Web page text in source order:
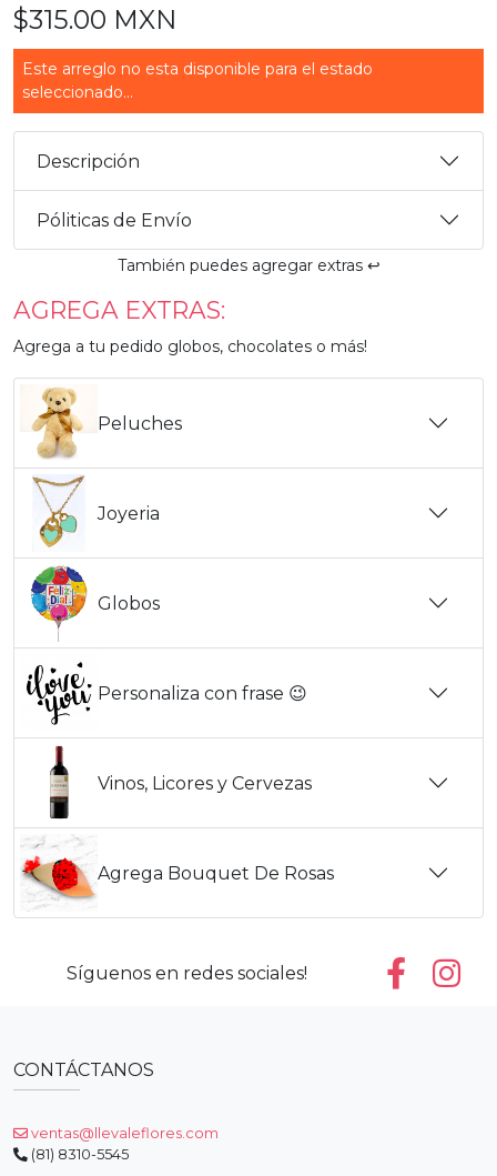
$315.00 MXN
Este arreglo no esta disponible para el estado
seleccionado...
Descripción
Póliticas de Envío
También puedes agregar extras ↩️
AGREGA EXTRAS:
Agrega a tu pedido globos, chocolates o más!
Peluches
Joyeria
Globos
Personaliza con frase 😉
Vinos, Licores y Cervezas
Agrega Bouquet De Rosas
Síguenos en redes sociales!
CONTÁCTANOS
ventas@llevaleflores.com
(81) 8310-5545